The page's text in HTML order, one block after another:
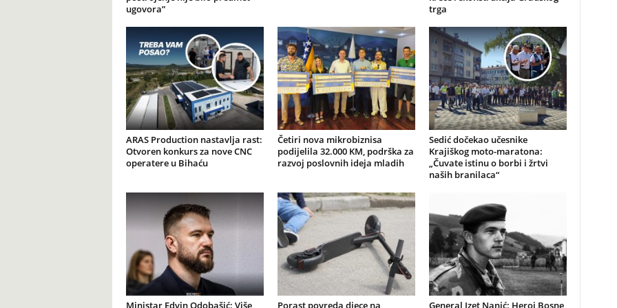
ugovora”
trga
ARAS Production nastavlja rast:
Otvoren konkurs za nove CNC
operatere u Bihaću
Četiri nova mikrobiznisa
podijelila 32.000 KM, podrška za
razvoj poslovnih ideja mladih
Sedić dočekao učesnike
Krajiškog moto-maratona:
„Čuvate istinu o borbi i žrtvi
naših branilaca“
Ministar Edvin Odobašić: Više Porast povreda djece na General Izet Nanić: Heroj Bosne